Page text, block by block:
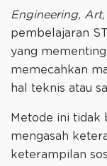
Engineering, Art,
pembelajaran
yang
memecahkan
hal teknis atau
Metode ini tidak
mengasah
keterampilan